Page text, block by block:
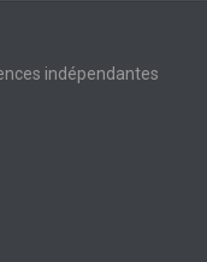
indépendantes